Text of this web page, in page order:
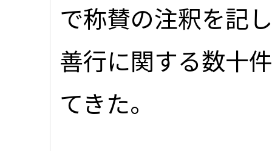
で称賛の注釈を記
善行に関する数十
てきた。